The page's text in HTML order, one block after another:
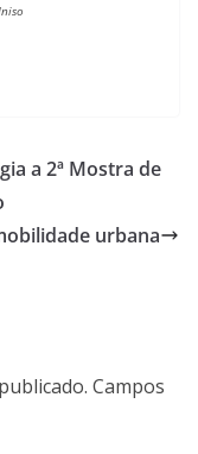
a 2ª Mostra de
urbana
Campos